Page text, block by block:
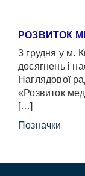
РОЗВИТОК
3 грудня у м.
досягнень і
Наглядової
«Розвиток
[…]
Позначки